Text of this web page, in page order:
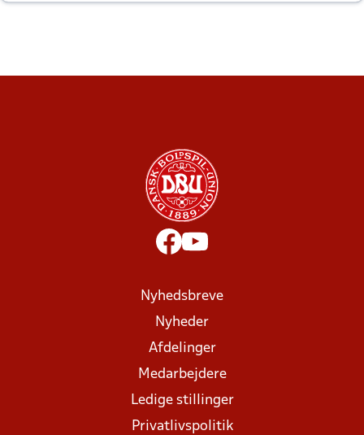
Nyhedsbreve
Nyheder
Afdelinger
Medarbejdere
Ledige stillinger
Privatlivspolitik